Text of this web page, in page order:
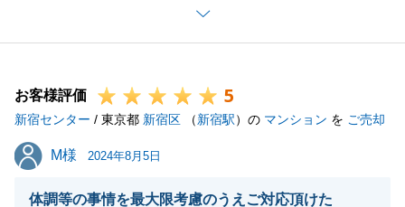
T様のご協力があり、ご契約からご決済までスムーズ
に行わせて頂く事ができました。
したらいつでもお気軽にお申し付け頂けますと幸いで
す。
今後とも、末永いお付き合いの程、何卒、宜しくお願
いいたします。
お客様評価 5
新宿センター / 東京都 新宿区 （新宿駅）の マンション を ご売却
M様
M様 2024年8月5日
体調等の事情を最大限考慮のうえご対応頂けた